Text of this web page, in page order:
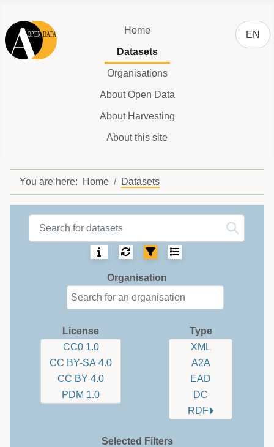
Home
Datasets
Organisations
About Open Data
About Harvesting
About this site
Select
EN
You are here: Home Datasets
Sorting: Select number of
Organisation
License
CC0 1.0
CC BY-SA 4.0
CC BY 4.0
PDM 1.0
Type
XML
A2A
EAD
DC
RDF
Selected Filters